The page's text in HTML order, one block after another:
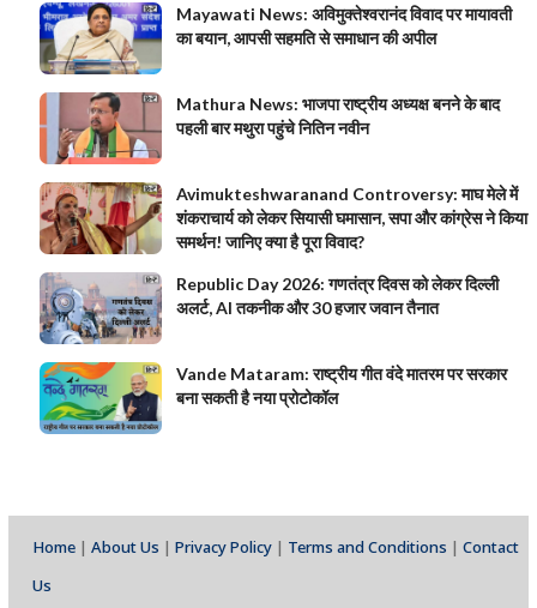
Mayawati News: अविमुक्तेश्वरानंद विवाद पर मायावती
का बयान, आपसी सहमति से समाधान की अपील
Mathura News: भाजपा राष्ट्रीय अध्यक्ष बनने के बाद
पहली बार मथुरा पहुंचे नितिन नवीन
Avimukteshwaranand Controversy: माघ मेले में
शंकराचार्य को लेकर सियासी घमासान, सपा और कांग्रेस ने किया
समर्थन! जानिए क्या है पूरा विवाद?
Republic Day 2026: गणतंत्र दिवस को लेकर दिल्ली
अलर्ट, AI तकनीक और 30 हजार जवान तैनात
Vande Mataram: राष्ट्रीय गीत वंदे मातरम पर सरकार
बना सकती है नया प्रोटोकॉल
Home| About Us | Privacy Policy| Terms and Conditions | Contact
Us